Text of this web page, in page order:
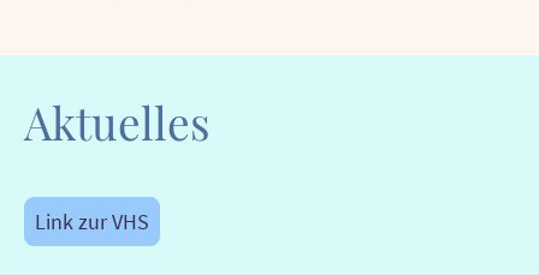
Aktuelles
Link zur VHS